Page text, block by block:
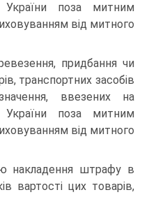
поза митним
від митного
придбання чи
транспортних засобів
ввезених на
поза митним
від митного
накладення штрафу в
вартості цих товарів,